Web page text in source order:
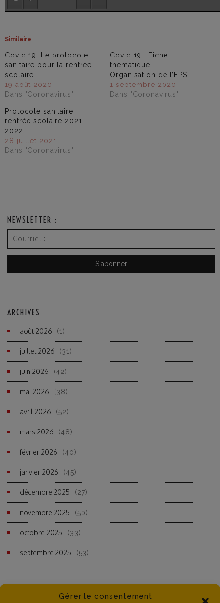
Gérer le consentement
Similaire
Covid 19: Le protocole
sanitaire pour la rentrée
scolaire
19 août 2020
Dans "Coronavirus"
Covid 19 : Fiche
thématique –
Organisation de l’EPS
1 septembre 2020
Dans "Coronavirus"
Protocole sanitaire
rentrée scolaire 2021-
2022
28 juillet 2021
Dans "Coronavirus"
NEWSLETTER :
ARCHIVES
août 2026 (1)
juillet 2026 (31)
juin 2026 (42)
mai 2026 (38)
avril 2026 (52)
mars 2026 (48)
février 2026 (40)
janvier 2026 (45)
décembre 2025 (27)
novembre 2025 (50)
octobre 2025 (33)
septembre 2025 (53)